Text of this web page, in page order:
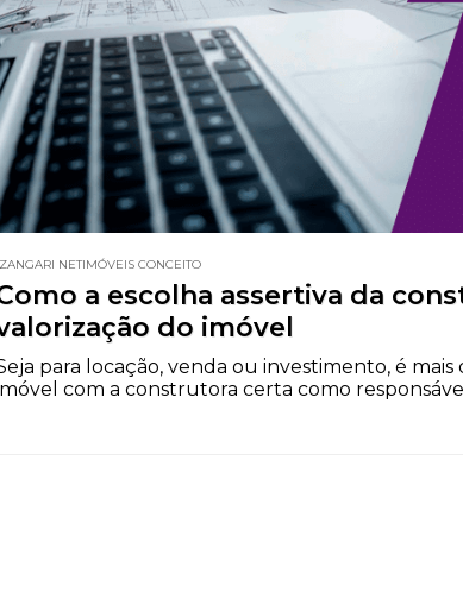
ZANGARI NETIMÓVEIS CONCEITO
a escolha assertiva da
do imóvel
para locação, venda ou investimento, é
com a construtora certa como